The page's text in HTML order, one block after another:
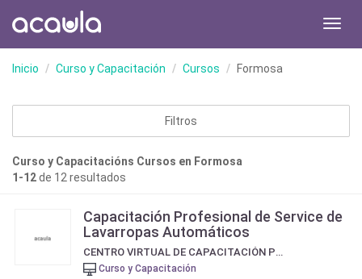
Inicio Curso y Capacitación Cursos Formosa
Filtros
Curso y Capacitacións Cursos en Formosa
1-12de 12 resultados
Capacitación Profesional de Service de
Lavarropas Automáticos
CENTRO VIRTUAL DE CAPACITACIÓN PROFESIONAL
Curso y Capacitación